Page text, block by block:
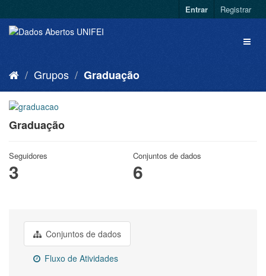
Entrar Registrar
Grupos Graduação
Graduação
Seguidores
3
Conjuntos de dados
6
Conjuntos de dados
Fluxo de Atividades